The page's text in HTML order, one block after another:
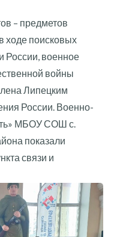
– предметов
ходе поисковых
России, военное
войны
Липецким
России. Военно-
МБОУ СОШ с.
показали
связи и